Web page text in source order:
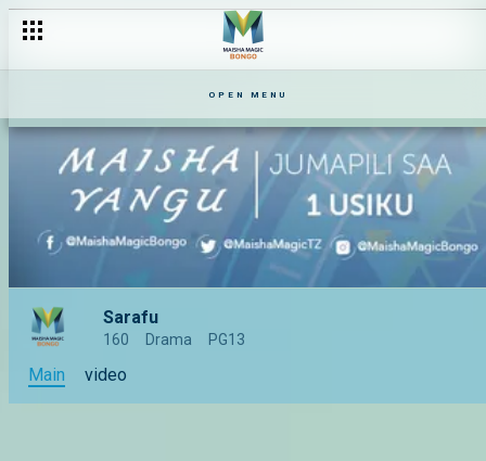
OPEN MENU
Sarafu
160 Drama PG13
Main video